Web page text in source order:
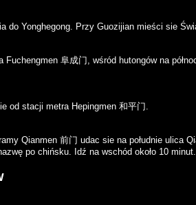
do Yonghegong. Przy Guozijian mieści sie
Fuchengmen 阜成门, wśród hutongów na
od stacji metra Hepingmen 和平门.
Qianmen 前门 udac sie na południe ulica
po chińsku. Idź na wschód około 10